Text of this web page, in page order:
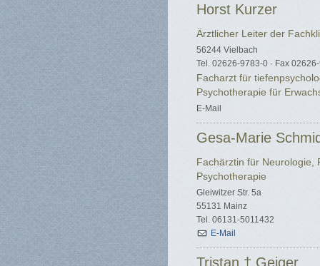
Horst Kurzer
Ärztlicher Leiter der
56244 Vielbach
Tel. 02626-9783-0 · Fax
Facharzt für
Psychotherapie für
E-Mail
Gesa-Marie
Fachärztin für Neurologie,
Psychotherapie
Gleiwitzer Str. 5a
55131 Mainz
Tel. 06131-5011432
E-Mail
Tristan † Geiger